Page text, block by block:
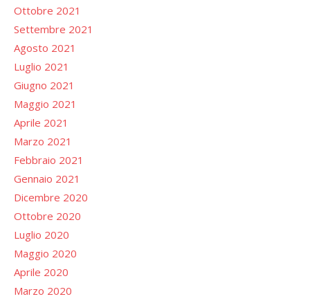
Ottobre 2021
Settembre 2021
Agosto 2021
Luglio 2021
Giugno 2021
Maggio 2021
Aprile 2021
Marzo 2021
Febbraio 2021
Gennaio 2021
Dicembre 2020
Ottobre 2020
Luglio 2020
Maggio 2020
Aprile 2020
Marzo 2020